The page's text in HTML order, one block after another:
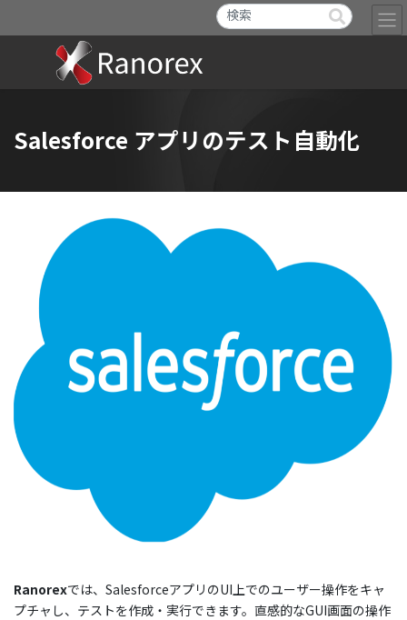
Salesforce アプリのテスト自動化
Ranorexでは、SalesforceアプリのUI上でのユーザー操作をキャ
プチャし、テストを作成・実行できます。直感的なGUI画面の操作